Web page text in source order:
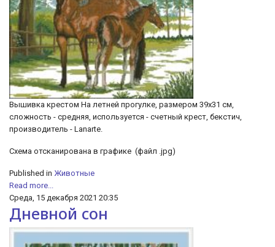
Вышивка крестом На летней прогулке, размером 39х31 см,
сложность - средняя, используется - счетный крест, бекстич,
производитель - Lanarte.
Схема отсканирована в графике (файл .jpg)
Published in Животные
Read more...
Среда, 15 декабря 2021 20:35
Дневной сон